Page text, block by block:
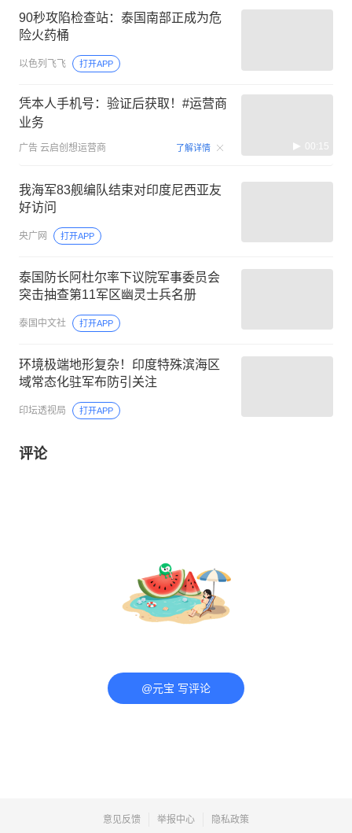
90秒攻陷检查站：泰国南部正成为危
险火药桶
以色列飞飞 打开APP
凭本人手机号：验证后获取！#运营商
业务
广告 云启创想运营商 了解详情 00:15
我海军83舰编队结束对印度尼西亚友
好访问
央广网 打开APP
泰国防长阿杜尔率下议院军事委员会
突击抽查第11军区幽灵士兵名册
泰国中文社 打开APP
环境极端地形复杂！印度特殊滨海区
域常态化驻军布防引关注
印坛透视局 打开APP
评论
@元宝 写评论
意见反馈 举报中心 隐私政策